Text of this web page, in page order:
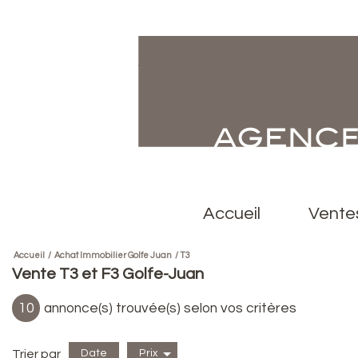
accueil
Accueil Achat Immobilier Golfe Juan T3
Vente T3 et F3 Golfe-Juan
10 annonce(s) trouvée(s) selon vos critères
Trier par Date Prix